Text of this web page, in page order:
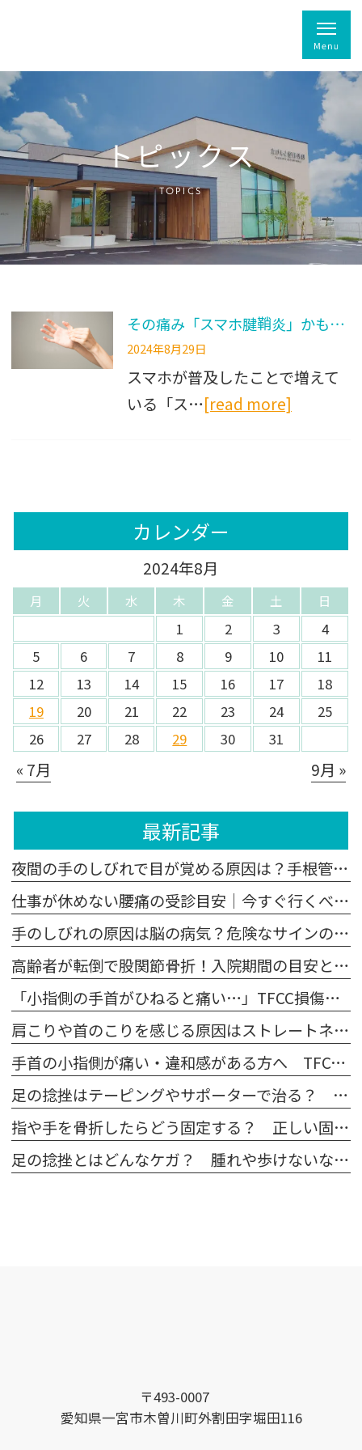
トピックス
TOPICS
その痛み「スマホ腱鞘炎」かも？対処法や対策も解説
2024年8月29日
スマホが普及したことで増えて
いる「ス…[read more]
カレンダー
2024年8月
月 火 水 木 金 土 日
1 2 3
4
5
6 7 8 9 10
11
12
13 14 15 16 17
18
19
20 21 22 23 24
25
26
27 28 29 30 31
« 7月 9月 »
最新記事
夜間の手のしびれで目が覚める原因は？手根管症候群の対策と受診目安
仕事が休めない腰痛の受診目安｜今すぐ行くべき危険なサイン
手のしびれの原因は脳の病気？危険なサインの見分け方と受診の目安
高齢者が転倒で股関節骨折！入院期間の目安と寝たきりを防ぐ対策
「小指側の手首がひねると痛い…」TFCC損傷の治し方と治療の選択肢
肩こりや首のこりを感じる原因はストレートネック？【症状セルフチェック】
手首の小指側が痛い・違和感がある方へ TFCC損傷とは？
足の捻挫はテーピングやサポーターで治る？ 病院での対処法も解説
指や手を骨折したらどう固定する？ 正しい固定方法と注意点
足の捻挫とはどんなケガ？ 腫れや歩けないなどの症状と原因
〒493-0007
愛知県一宮市木曽川町外割田字堀田116